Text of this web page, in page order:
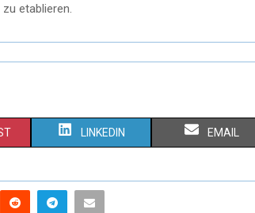
etablieren.
LINKEDIN EMAIL